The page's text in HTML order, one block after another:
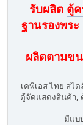
รับผลิต ตู้
ฐานรองพร
ผลิตตามข
เคพีเอส ไทย สไ
ตู้จัดแสดงสินค้า,
มีแบ